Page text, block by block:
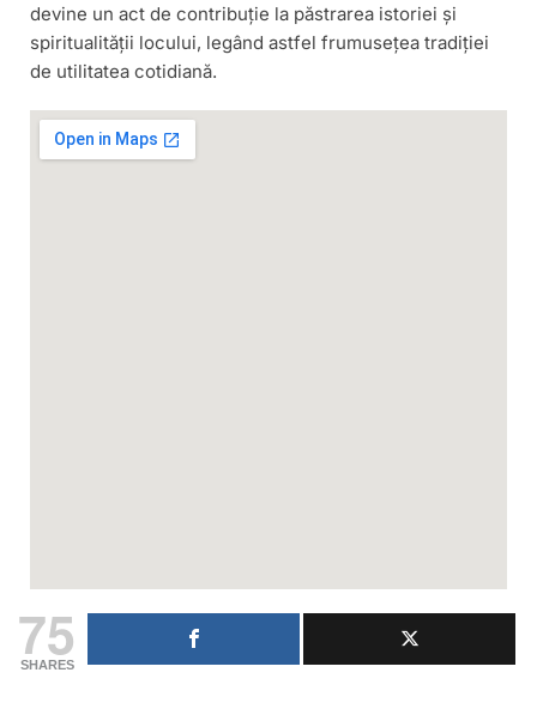
devine un act de contribuție la păstrarea istoriei și
spiritualității locului, legând astfel frumusețea tradiției
de utilitatea cotidiană.
75
SHARES